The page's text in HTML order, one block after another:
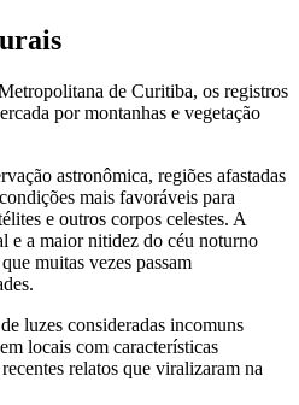
de Curitiba, os registros
por montanhas e vegetação
astronômica, regiões afastadas
mais favoráveis para
e outros corpos celestes. A
e a maior nitidez do céu noturno
muitas vezes passam
luzes consideradas incomuns
locais com características
relatos que viralizaram na